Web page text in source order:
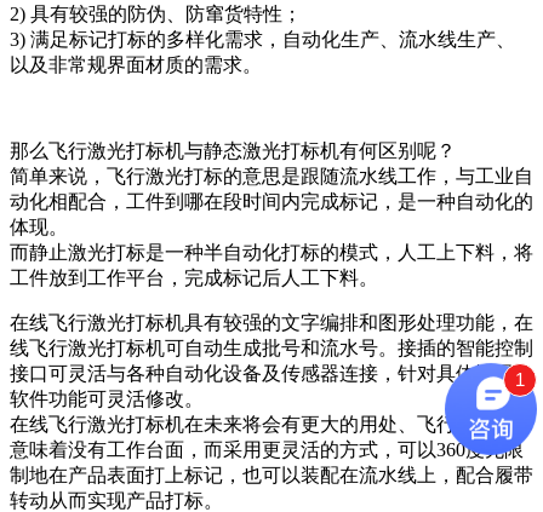
2) 具有较强的防伪、防窜货特性；
3) 满足标记打标的多样化需求，自动化生产、流水线生产、
以及非常规界面材质的需求。
那么飞行激光打标机与静态激光打标机有何区别呢？
简单来说，飞行激光打标的意思是跟随流水线工作，与工业自
动化相配合，工件到哪在段时间内完成标记，是一种自动化的
体现。
而静止激光打标是一种半自动化打标的模式，人工上下料，将
工件放到工作平台，完成标记后人工下料。
在线飞行激光打标机具有较强的文字编排和图形处理功能，在
线飞行激光打标机可自动生成批号和流水号。接插的智能控制
接口可灵活与各种自动化设备及传感器连接，针对具体情况，
软件功能可灵活修改。
在线飞行激光打标机在未来将会有更大的用处、飞行动态打标
意味着没有工作台面，而采用更灵活的方式，可以360度无限
制地在产品表面打上标记，也可以装配在流水线上，配合履带
转动从而实现产品打标。
1